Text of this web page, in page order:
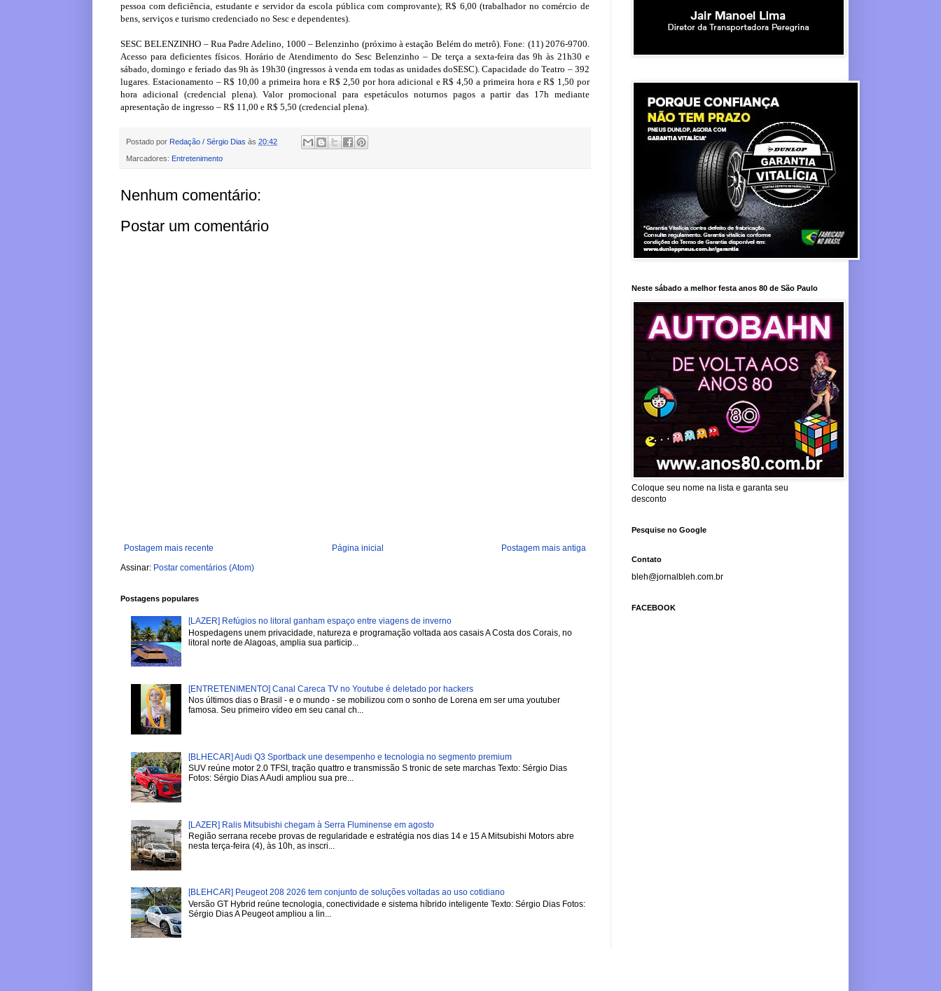
pessoa com deficiência, estudante e servidor da escola pública com comprovante); R$ 6,00 (trabalhador no comércio de
bens, serviços e turismo credenciado no Sesc e dependentes).
SESC BELENZINHO – Rua Padre Adelino, 1000 – Belenzinho (próximo à estação Belém do metrô). Fone: (11) 2076-9700.
Acesso para deficientes físicos. Horário de Atendimento do Sesc Belenzinho – De terça a sexta-feira das 9h às 21h30 e
sábado, domingo e feriado das 9h às 19h30 (ingressos à venda em todas as unidades doSESC). Capacidade do Teatro – 392
lugares. Estacionamento – R$ 10,00 a primeira hora e R$ 2,50 por hora adicional e R$ 4,50 a primeira hora e R$ 1,50 por
hora adicional (credencial plena). Valor promocional para espetáculos noturnos pagos a partir das 17h mediante
apresentação de ingresso – R$ 11,00 e R$ 5,50 (credencial plena).
Postado por Redação / Sérgio Dias às 20:42
Marcadores: Entretenimento
Nenhum comentário:
Postar um comentário
Postagem mais recente Postagem mais antiga
Página inicial
Assinar: Postar comentários (Atom)
Postagens populares
[LAZER] Refúgios no litoral ganham espaço entre viagens de inverno
Hospedagens unem privacidade, natureza e programação voltada aos casais A Costa dos Corais, no
litoral norte de Alagoas, amplia sua particip...
[ENTRETENIMENTO] Canal Careca TV no Youtube é deletado por hackers
Nos últimos dias o Brasil - e o mundo - se mobilizou com o sonho de Lorena em ser uma youtuber
famosa. Seu primeiro vídeo em seu canal ch...
[BLHECAR] Audi Q3 Sportback une desempenho e tecnologia no segmento premium
SUV reúne motor 2.0 TFSI, tração quattro e transmissão S tronic de sete marchas Texto: Sérgio Dias
Fotos: Sérgio Dias A Audi ampliou sua pre...
[LAZER] Ralis Mitsubishi chegam à Serra Fluminense em agosto
Região serrana recebe provas de regularidade e estratégia nos dias 14 e 15 A Mitsubishi Motors abre
nesta terça-feira (4), às 10h, as inscri...
[BLEHCAR] Peugeot 208 2026 tem conjunto de soluções voltadas ao uso cotidiano
Versão GT Hybrid reúne tecnologia, conectividade e sistema híbrido inteligente Texto: Sérgio Dias Fotos:
Sérgio Dias A Peugeot ampliou a lin...
Neste sábado a melhor festa anos 80 de São Paulo
Coloque seu nome na lista e garanta seu
desconto
Pesquise no Google
Contato
bleh@jornalbleh.com.br
FACEBOOK